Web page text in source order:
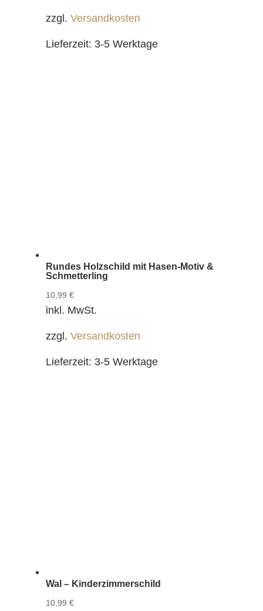
zzgl. Versandkosten
Lieferzeit: 3-5 Werktage
Rundes Holzschild mit Hasen-Motiv &
Schmetterling
10,99 €
inkl. MwSt.
zzgl. Versandkosten
Lieferzeit: 3-5 Werktage
Wal – Kinderzimmerschild
10,99 €